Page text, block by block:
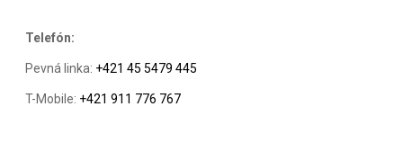
Telefón:
Pevná linka: +421 45 5479 445
T-Mobile: +421 911 776 767